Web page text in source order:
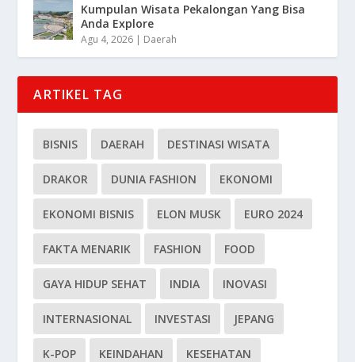
Kumpulan Wisata Pekalongan Yang Bisa
Anda Explore
Agu 4, 2026 | Daerah
ARTIKEL TAG
BISNIS DAERAH DESTINASI WISATA
DRAKOR DUNIA FASHION EKONOMI
EKONOMI BISNIS ELON MUSK EURO 2024
FAKTA MENARIK FASHION FOOD
GAYA HIDUP SEHAT INDIA INOVASI
INTERNASIONAL INVESTASI JEPANG
K-POP KEINDAHAN KESEHATAN